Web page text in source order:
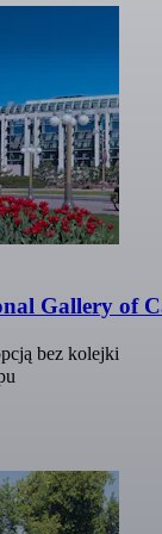
Gallery of
bez kolejki